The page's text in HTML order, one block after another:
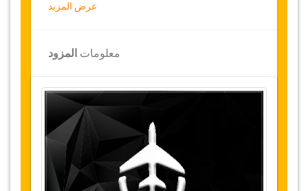
على النقل في جميع أنحاء تركيا ولمدة 12 شهرا،
للحصول على الخصم الخاص بك على النقل، انقر على
زر "الذهاب إلى تفاصيل الخصم" الموجود أعلاه.
التغييرات على الحجوزات قد تكون ممكنة إذا تم
الإشعار في الوقت المناسب. يرجى الاتصال بنا
للحصول على مزيد من المعلومات.
عرض المزيد
معلومات المزود